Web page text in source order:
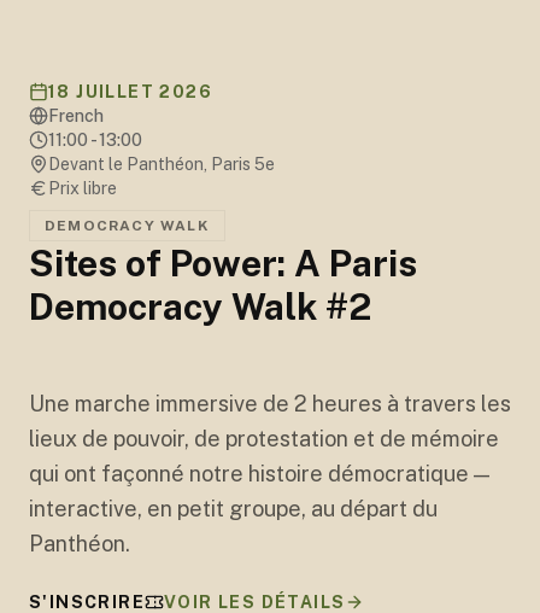
18 JUILLET 2026
French
11:00 - 13:00
Devant le Panthéon, Paris 5e
Prix libre
DEMOCRACY WALK
Sites of Power: A Paris
Democracy Walk #2
Une marche immersive de 2 heures à travers les
lieux de pouvoir, de protestation et de mémoire
qui ont façonné notre histoire démocratique —
interactive, en petit groupe, au départ du
Panthéon.
S'INSCRIRE VOIR LES DÉTAILS